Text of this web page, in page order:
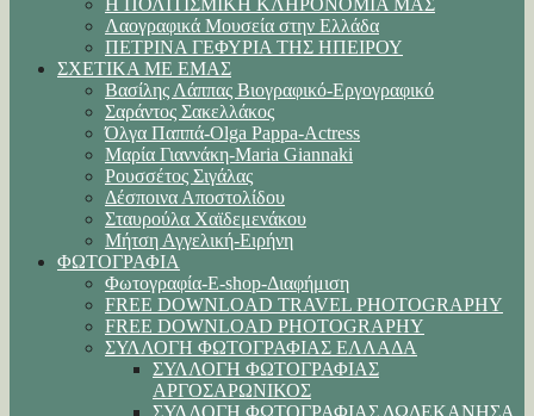
Λαογραφικά Μουσεία στην Ελλάδα
ΠΕΤΡΙΝΑ ΓΕΦΥΡΙΑ ΤΗΣ ΗΠΕΙΡΟΥ
ΣΧΕΤΙΚΑ ΜΕ ΕΜΑΣ
Βασίλης Λάππας Βιογραφικό-Εργογραφικό
Σαράντος Σακελλάκος
Όλγα Παππά-Olga Pappa-Αctress
Μαρία Γιαννάκη-Maria Giannaki
Ρουσσέτος Σιγάλας
Δέσποινα Αποστολίδου
Σταυρούλα Χαϊδεμενάκου
Μήτση Αγγελική-Ειρήνη
ΦΩΤΟΓΡΑΦΙΑ
Φωτογραφία-E-shop-Διαφήμιση
FREE DOWNLOAD TRAVEL PHOTOGRAPHY
FREE DOWNLOAD PHOTOGRAPHY
ΣΥΛΛΟΓΗ ΦΩΤΟΓΡΑΦΙΑΣ ΕΛΛΑΔΑ
ΣΥΛΛΟΓΗ ΦΩΤΟΓΡΑΦΙΑΣ
ΑΡΓΟΣΑΡΩΝΙΚΟΣ
ΣΥΛΛΟΓΗ ΦΩΤΟΓΡΑΦΙΑΣ ΔΩΔΕΚΑΝΗΣΑ